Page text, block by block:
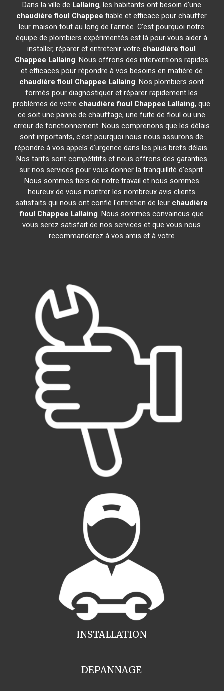
Dans la ville de Lallaing, les habitants ont besoin d'une
chaudière fioul Chappee fiable et efficace pour chauffer
leur maison tout au long de l'année. C'est pourquoi notre
équipe de plombiers expérimentés est là pour vous aider à
installer, réparer et entretenir votre chaudière fioul
Chappee Lallaing. Nous offrons des interventions rapides
et efficaces pour répondre à vos besoins en matière de
chaudière fioul Chappee Lallaing. Nos plombiers sont
formés pour diagnostiquer et réparer rapidement les
problèmes de votre chaudière fioul Chappee Lallaing, que
ce soit une panne de chauffage, une fuite de fioul ou une
erreur de fonctionnement. Nous comprenons que les délais
sont importants, c'est pourquoi nous nous assurons de
répondre à vos appels d'urgence dans les plus brefs délais.
Nos tarifs sont compétitifs et nous offrons des garanties
sur nos services pour vous donner la tranquillité d'esprit.
Nous sommes fiers de notre travail et nous sommes
heureux de vous montrer les nombreux avis clients
satisfaits qui nous ont confié l'entretien de leur chaudière
fioul Chappee Lallaing. Nous sommes convaincus que
vous serez satisfait de nos services et que vous nous
recommanderez à vos amis et à votre
INSTALLATION
DEPANNAGE